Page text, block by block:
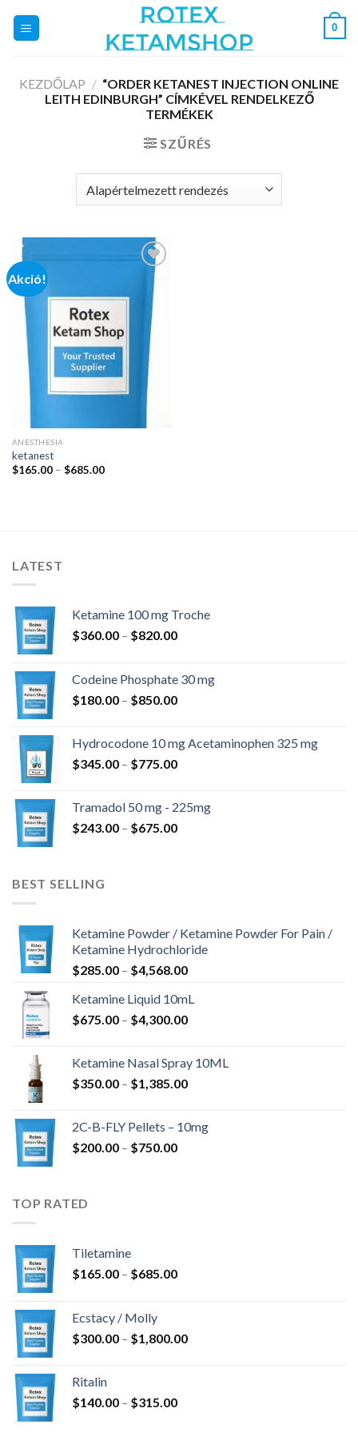
0
KEZDŐLAP / “ORDER KETANEST INJECTION ONLINE
LEITH EDINBURGH” CÍMKÉVEL RENDELKEZŐ
TERMÉKEK
SZŰRÉS
Akció!
Add to
wishlist
ANESTHESIA
ketanest
$165.00 – $685.00Ártartomány:
LATEST
Ketamine 100 mg Troche
$360.00 – $820.00Ártartomány:
$820.00
Codeine Phosphate 30 mg
$180.00 – $850.00Ártartomány:
$850.00
Hydrocodone 10 mg Acetaminophen 325 mg
$345.00 – $775.00Ártartomány:
$775.00
Tramadol 50 mg - 225mg
$243.00 – $675.00Ártartomány:
BEST SELLING
Ketamine Powder / Ketamine Powder For Pain /
Ketamine Hydrochloride
$285.00 – $4,568.00Ártartomány:
-
$4,568.00
Ketamine Liquid 10mL
$675.00 – $4,300.00Ártartomány:
$4,300.00
Ketamine Nasal Spray 10ML
$350.00 – $1,385.00Ártartomány:
$1,385.00
2C-B-FLY Pellets – 10mg
$200.00 – $750.00Ártartomány:
TOP RATED
Tiletamine
$165.00 – $685.00Ártartomány:
Ecstacy / Molly
$300.00 – $1,800.00Ártartomány:
Ritalin
$140.00 – $315.00Ártartomány: